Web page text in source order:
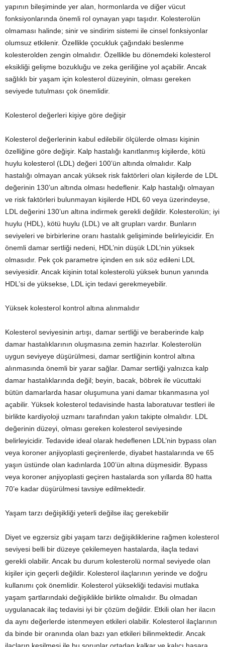
yapının bileşiminde yer alan, hormonlarda ve diğer vücut
fonksiyonlarında önemli rol oynayan yapı taşıdır. Kolesterolün
olmaması halinde; sinir ve sindirim sistemi ile cinsel fonksiyonlar
olumsuz etkilenir. Özellikle çocukluk çağındaki beslenme
kolesterolden zengin olmalıdır. Özellikle bu dönemdeki kolesterol
eksikliği gelişme bozukluğu ve zeka geriliğine yol açabilir. Ancak
sağlıklı bir yaşam için kolesterol düzeyinin, olması gereken
seviyede tutulması çok önemlidir.
Kolesterol değerleri kişiye göre değişir
Kolesterol değerlerinin kabul edilebilir ölçülerde olması kişinin
özelliğine göre değişir. Kalp hastalığı kanıtlanmış kişilerde, kötü
huylu kolesterol (LDL) değeri 100’ün altında olmalıdır. Kalp
hastalığı olmayan ancak yüksek risk faktörleri olan kişilerde de LDL
değerinin 130’un altında olması hedeflenir. Kalp hastalığı olmayan
ve risk faktörleri bulunmayan kişilerde HDL 60 veya üzerindeyse,
LDL değerini 130’un altına indirmek gerekli değildir. Kolesterolün; iyi
huylu (HDL), kötü huylu (LDL) ve alt grupları vardır. Bunların
seviyeleri ve birbirlerine oranı hastalık gelişiminde belirleyicidir. En
önemli damar sertliği nedeni, HDL’nin düşük LDL’nin yüksek
olmasıdır. Pek çok parametre içinden en sık söz edileni LDL
seviyesidir. Ancak kişinin total kolesterolü yüksek bunun yanında
HDL’si de yüksekse, LDL için tedavi gerekmeyebilir.
Yüksek kolesterol kontrol altına alınmalıdır
Kolesterol seviyesinin artışı, damar sertliği ve beraberinde kalp
damar hastalıklarının oluşmasına zemin hazırlar. Kolesterolün
uygun seviyeye düşürülmesi, damar sertliğinin kontrol altına
alınmasında önemli bir yarar sağlar. Damar sertliği yalnızca kalp
damar hastalıklarında değil; beyin, bacak, böbrek ile vücuttaki
bütün damarlarda hasar oluşumuna yani damar tıkanmasına yol
açabilir. Yüksek kolesterol tedavisinde hasta laboratuvar testleri ile
birlikte kardiyoloji uzmanı tarafından yakın takipte olmalıdır. LDL
değerinin düzeyi, olması gereken kolesterol seviyesinde
belirleyicidir. Tedavide ideal olarak hedeflenen LDL’nin bypass olan
veya koroner anjiyoplasti geçirenlerde, diyabet hastalarında ve 65
yaşın üstünde olan kadınlarda 100’ün altına düşmesidir. Bypass
veya koroner anjiyoplasti geçiren hastalarda son yıllarda 80 hatta
70’e kadar düşürülmesi tavsiye edilmektedir.
Yaşam tarzı değişikliği yeterli değilse ilaç gerekebilir
Diyet ve egzersiz gibi yaşam tarzı değişikliklerine rağmen kolesterol
seviyesi belli bir düzeye çekilemeyen hastalarda, ilaçla tedavi
gerekli olabilir. Ancak bu durum kolesterolü normal seviyede olan
kişiler için geçerli değildir. Kolesterol ilaçlarının yerinde ve doğru
kullanımı çok önemlidir. Kolesterol yüksekliği tedavisi mutlaka
yaşam şartlarındaki değişiklikle birlikte olmalıdır. Bu olmadan
uygulanacak ilaç tedavisi iyi bir çözüm değildir. Etkili olan her ilacın
da aynı değerlerde istenmeyen etkileri olabilir. Kolesterol ilaçlarının
da binde bir oranında olan bazı yan etkileri bilinmektedir. Ancak